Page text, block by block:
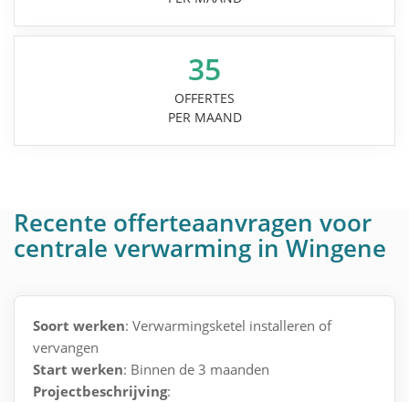
35
OFFERTES
PER MAAND
Recente offerteaanvragen voor
centrale verwarming in Wingene
Soort werken: Verwarmingsketel installeren of
vervangen
Start werken: Binnen de 3 maanden
Projectbeschrijving: